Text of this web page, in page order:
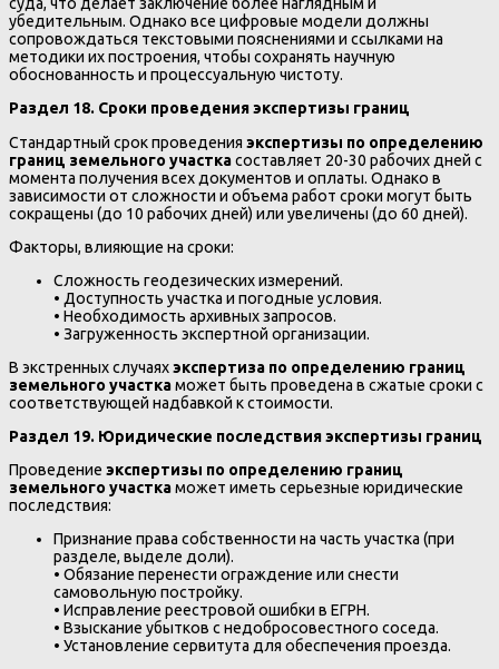
суда, что делает заключение более наглядным и
убедительным. Однако все цифровые модели должны
сопровождаться текстовыми пояснениями и ссылками на
методики их построения, чтобы сохранять научную
обоснованность и процессуальную чистоту.
Раздел 18. Сроки проведения экспертизы границ
Стандартный срок проведения экспертизы по определению
границ земельного участкасоставляет 20-30 рабочих дней с
момента получения всех документов и оплаты. Однако в
зависимости от сложности и объема работ сроки могут быть
сокращены (до 10 рабочих дней) или увеличены (до 60 дней).
Факторы, влияющие на сроки:
Сложность геодезических измерений.
• Доступность участка и погодные условия.
• Необходимость архивных запросов.
• Загруженность экспертной организации.
В экстренных случаяхэкспертиза по определению границ
земельного участкаможет быть проведена в сжатые сроки с
соответствующей надбавкой к стоимости.
Раздел 19. Юридические последствия экспертизы границ
Проведение экспертизы по определению границ
земельного участкаможет иметь серьезные юридические
последствия:
Признание права собственности на часть участка (при
разделе, выделе доли).
• Обязание перенести ограждение или снести
самовольную постройку.
• Исправление реестровой ошибки в ЕГРН.
• Взыскание убытков с недобросовестного соседа.
• Установление сервитута для обеспечения проезда.